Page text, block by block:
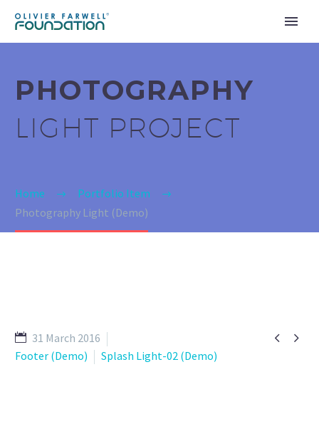
PHOTOGRAPHY
LIGHT PROJECT
Home
Portfolio Item
Photography Light (Demo)
 
31 March 2016
Footer (Demo)
Splash Light-02 (Demo)